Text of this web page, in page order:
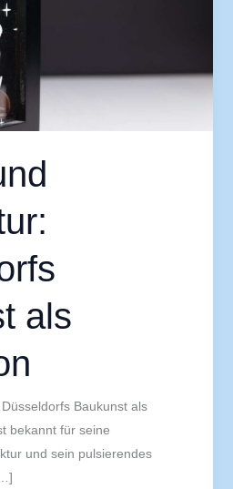
als
Baukunst als
bekannt für seine
und sein pulsierendes